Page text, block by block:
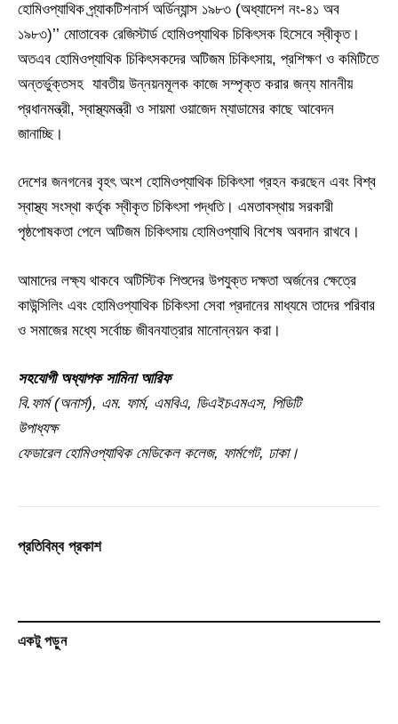
হোমিওপ্যাথিক প্র্যাকটিশনার্স অর্ডিন্যান্স ১৯৮৩ (অধ্যাদেশ নং-৪১ অব
১৯৮৩)’’ মোতাবেক রেজিস্টার্ড হোমিওপ্যাথিক চিকিৎসক হিসেবে স্বীকৃত।
অতএব হোমিওপ্যাথিক চিকিৎসকদের অটিজম চিকিৎসায়, প্রশিক্ষণ ও কমিটিতে
অন্তর্ভুক্তসহ যাবতীয় উন্নয়নমূলক কাজে সম্পৃক্ত করার জন্য মাননীয়
প্রধানমন্ত্রী, স্বাস্থ্যমন্ত্রী ও সায়মা ওয়াজেদ ম্যাডামের কাছে আবেদন
জানাচ্ছি।
দেশের জনগনের বৃহৎ অংশ হোমিওপ্যাথিক চিকিৎসা গ্রহন করছেন এবং বিশ্ব
স্বাস্থ্য সংস্থা কর্তৃক স্বীকৃত চিকিৎসা পদ্ধতি। এমতাবস্থায় সরকারী
পৃষ্ঠপোষকতা পেলে অটিজম চিকিৎসায় হোমিওপ্যাথি বিশেষ অবদান রাখবে।
আমাদের লক্ষ্য থাকবে অটিস্টিক শিশুদের উপযুক্ত দক্ষতা অর্জনের ক্ষেত্রে
কাউন্সিলিং এবং হোমিওপ্যাথিক চিকিৎসা সেবা প্রদানের মাধ্যমে তাদের পরিবার
ও সমাজের মধ্যে সর্বোচ্চ জীবনযাত্রার মানোন্নয়ন করা।
সহযোগী অধ্যাপক সামিনা আরিফ
বি.ফার্ম (অনার্স), এম. ফার্ম, এমবিএ, ডিএইচএমএস, পিডিটি
উপাধ্যক্ষ
ফেডারেল হোমিওপ্যাথিক মেডিকেল কলেজ, ফার্মগেট, ঢাকা।
প্রতিবিম্ব প্রকাশ
একটু পড়ুন